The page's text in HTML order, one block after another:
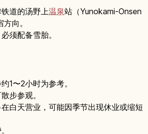
铁道的汤野上温泉站（Yunokami-Onsen
向。
须配备雪胎。
1〜2小时为参考。
步参观。
白天营业，可能因季节出现休业或缩短